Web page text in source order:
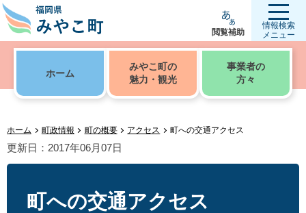
閲覧補助
情報検索
メニュー
ホーム
みやこ町の
魅力・観光
事業者の
方々
ホーム 町政情報 町の概要 アクセス 町への交通アクセス
更新日：2017年06月07日
町への交通アクセス